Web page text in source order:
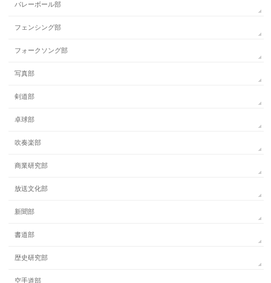
バレーボール部
フェンシング部
フォークソング部
写真部
剣道部
卓球部
吹奏楽部
商業研究部
放送文化部
新聞部
書道部
歴史研究部
空手道部